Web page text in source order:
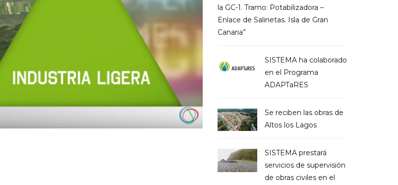
la GC-1. Tramo: Potabilizadora –
Enlace de Salinetas. Isla de Gran
Canaria”
SISTEMA ha colaborado
en el Programa
ADAPTaRES
Se reciben las obras de
Altos los Lagos
SISTEMA prestará
servicios de supervisión
de obras civiles en el